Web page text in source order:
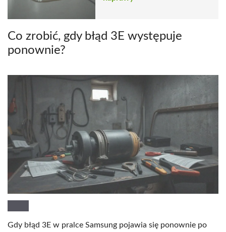
Co zrobić, gdy błąd 3E występuje
ponownie?
Gdy błąd 3E w pralce Samsung pojawia się ponownie po